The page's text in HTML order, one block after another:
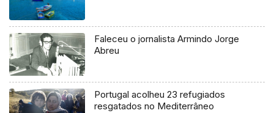
Faleceu o jornalista Armindo Jorge
Abreu
Portugal acolheu 23 refugiados
resgatados no Mediterrâneo